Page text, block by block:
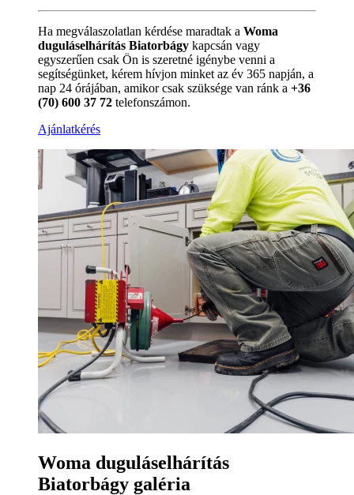
Ha megválaszolatlan kérdése maradtak a Woma
duguláselhárítás Biatorbágy kapcsán vagy
egyszerűen csak Ön is szeretné igénybe venni a
segítségünket, kérem hívjon minket az év 365 napján, a
nap 24 órájában, amikor csak szüksége van ránk a +36
(70) 600 37 72 telefonszámon.
Ajánlatkérés
Woma duguláselhárítás
Biatorbágy galéria